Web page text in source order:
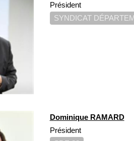
Président
SYNDICAT
Dominique RAMARD
Président